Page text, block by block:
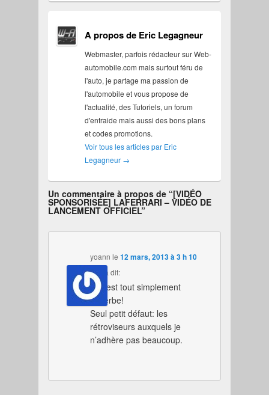
A propos de Eric Legagneur
Webmaster, parfois rédacteur sur Web-
automobile.com mais surtout féru de
l'auto, je partage ma passion de
l'automobile et vous propose de
l'actualité, des Tutoriels, un forum
d'entraide mais aussi des bons plans
et codes promotions.
Voir tous les articles par Eric
Legagneur →
Un commentaire à propos de “[VIDÉO
SPONSORISÉE] LAFERRARI – VIDÉO DE
LANCEMENT OFFICIEL”
yoann le12 mars, 2013 à 3 h 10
min
a dit:
Elle est tout simplement
superbe!
Seul petit défaut: les
rétroviseurs auxquels je
n’adhère pas beaucoup.